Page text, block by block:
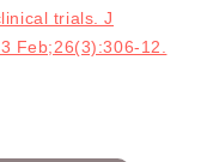
trials. J
Feb;26(3):306-12.